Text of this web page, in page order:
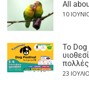
All
10
Το Dog
23